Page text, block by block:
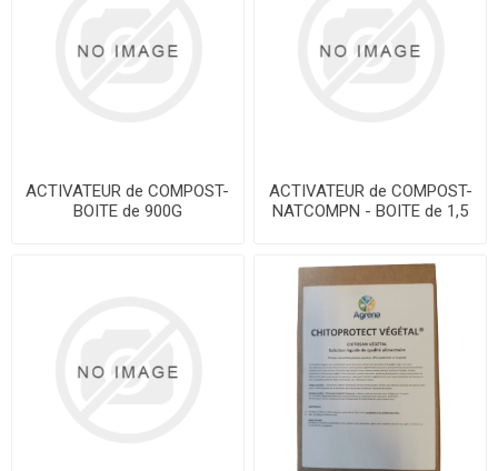
ACTIVATEUR de COMPOST-
BOITE de 900G
ACTIVATEUR de COMPOST-
NATCOMPN - BOITE de 1,5